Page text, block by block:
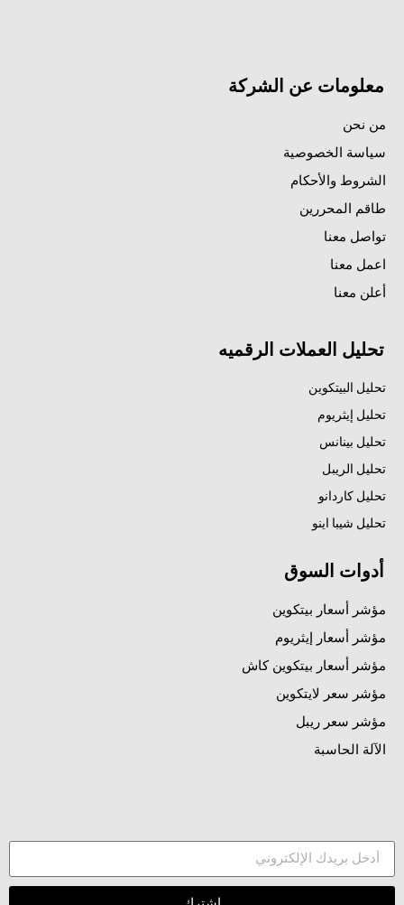
معلومات عن الشركة
من نحن
سياسة الخصوصية
الشروط والأحكام
طاقم المحررين
تواصل معنا
اعمل معنا
أعلن معنا
تحليل العملات الرقميه
تحليل البيتكوين
تحليل إيثريوم
تحليل بينانس
تحليل الريبل
تحليل كاردانو
تحليل شيبا اينو
أدوات السوق
مؤشر أسعار بيتكوين
مؤشر أسعار إيثريوم
مؤشر أسعار بيتكوين كاش
مؤشر سعر لايتكوين
مؤشر سعر ريبل
الآلة الحاسبة